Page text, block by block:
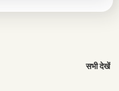
सभी देखें